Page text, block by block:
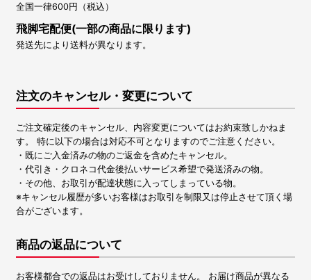
全国一律600円（税込）
飛脚宅配便(一部の商品に限ります)
発送先により送料が異なります。
注文のキャンセル・変更について
ご注文確定後のキャンセル、内容変更についてはお約束致しかねま
す。 特に以下の場合は対応不可となりますのでご注意ください。
・既にご入金済みの物のご返金を含めたキャンセル。
・代引き・クロネコ代金後払いサービス希望で発送済みの物。
・その他、お取引が配達状態に入ってしまっている物。
※キャンセル履歴が多いお客様はお取引を制限又は停止させて頂く場
合がございます。
商品の返品について
お客様都合での返品はお受けしておりません。 お届け商品が異なる